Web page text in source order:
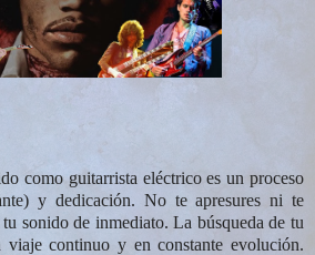
como guitarrista eléctrico es un proceso
y dedicación. No te apresures ni te
sonido de inmediato. La búsqueda de tu
viaje continuo y en constante evolución.